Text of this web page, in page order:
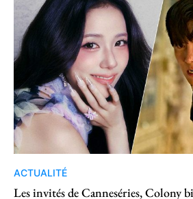
ACTUALITÉ
Les invités de Canneséries, Colony